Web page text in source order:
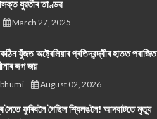
যুৱতীৰ তাণ্ডৱ
March 27, 2025
যুঁজত অষ্ট্ৰেলিয়াৰ প্ৰতিদ্বন্দ্বীৰ হাতত পৰাজিত
ৰূপ জয়
August 02, 2026
সৈতে ফুৰিবলৈ গৈছিল শ্বিলঙলৈ! আদবাটতে মৃত্যু